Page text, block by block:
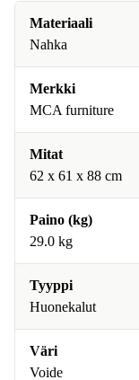
Materiaali
Nahka
Merkki
MCA furniture
Mitat
62 x 61 x 88 cm
Paino (kg)
29.0 kg
Tyyppi
Huonekalut
Väri
Voide